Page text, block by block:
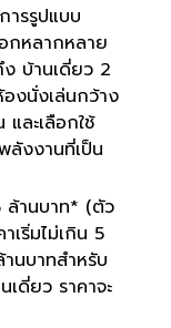
ารรูปแบบ
กหลากหลาย
บ้านเดี่ยว 2
งนั่งเล่นกว้าง
ละเลือกใช้
งงานที่เป็น
ล้านบาท* (ตัว
เริ่มไม่เกิน 5
นบาทสำหรับ
ดี่ยว ราคาจะ